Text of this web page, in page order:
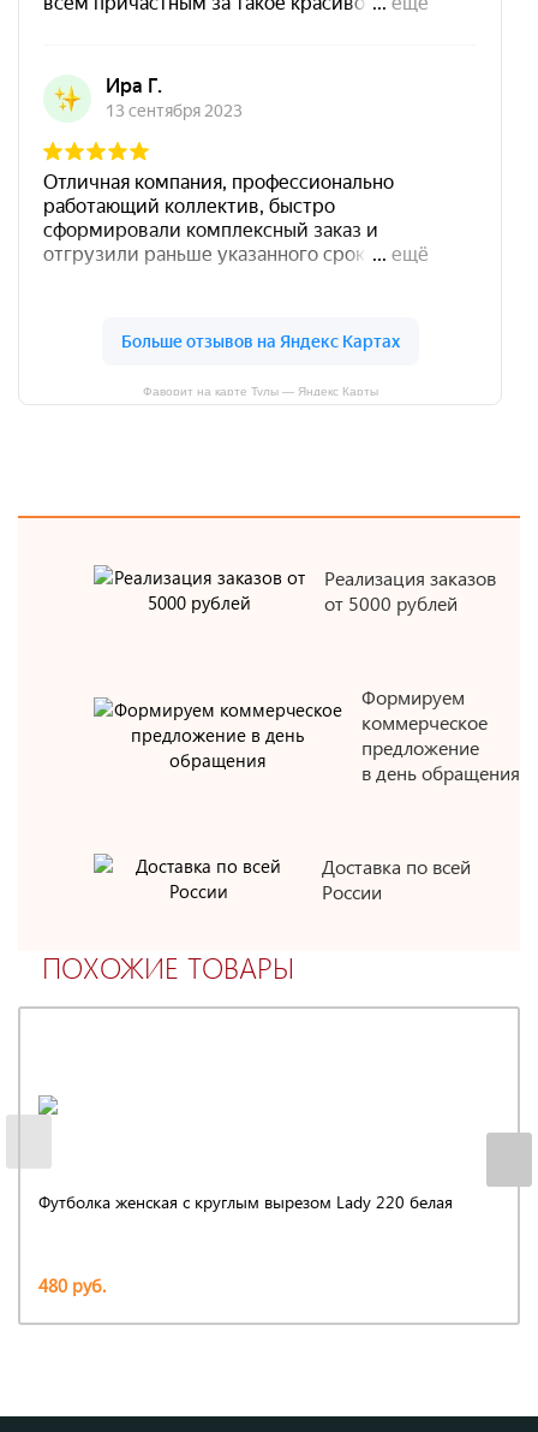
Фаворит на карте Тулы — Яндекс Карты
Реализация заказов
от 5000 рублей
Формируем
коммерческое
предложение
в день обращения
Доставка по всей
России
ПОХОЖИЕ ТОВАРЫ
Футболка женская с круглым вырезом Lady 220 белая
480 руб.